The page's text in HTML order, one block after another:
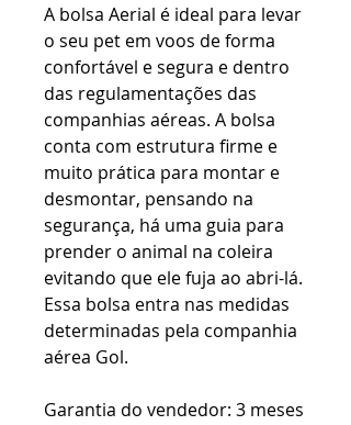
A bolsa Aerial é ideal para levar
o seu pet em voos de forma
confortável e segura e dentro
das regulamentações das
companhias aéreas. A bolsa
conta com estrutura firme e
muito prática para montar e
desmontar, pensando na
segurança, há uma guia para
prender o animal na coleira
evitando que ele fuja ao abri-lá.
Essa bolsa entra nas medidas
determinadas pela companhia
aérea Gol.
Garantia do vendedor: 3 meses